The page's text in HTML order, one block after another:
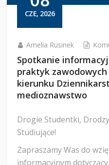
CZE, 2026
Amelia Rusinek
Spotkanie
praktyk
kierunku
medioznawstwo
Drogie Studentki,
Studiujące!
Zapraszamy Was do
informacyjnym